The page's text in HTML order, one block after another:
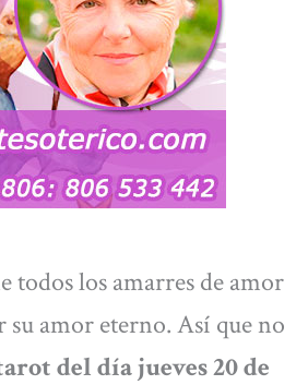
todos los amarres de amor
su amor eterno. Así que no
del día jueves20de